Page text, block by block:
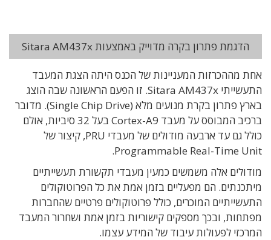
הדגמת פתרון בקרה מדוייק באמצעות Sitara AM437x
אחת מההכרזות המעניינות של הכנס היתה הצגת המעבד
התעשייתי Sitara AM437x. זו הפעם הראשונה שבה הוצג
בארץ פתרון בקרת מנועים מלא (Single Chip Drive). מדובר
ברכיב המבוסס על מעבד Cortex-A9 בעל 32 סיביות, אולם
כולל גם עד ארבעה מודולים של מעבדי PRU, קיצור של
Programmable Real-Time Unit.
מודולים אלה משמשים כמעין מעבדי תקשורת תעשייתיים
מיתכנתים. הם מפעליים בזמן אמת את כל הפרוטוקולים
התעשייתיים המוכרים, כולל פרוטוקולים פרטיים שהחברות
מפתחות, ובכך מספקים קישוריות בזמן אמת ושחרור המעבד
המרכזי לפעולות עיבוד של המידע עצמו.